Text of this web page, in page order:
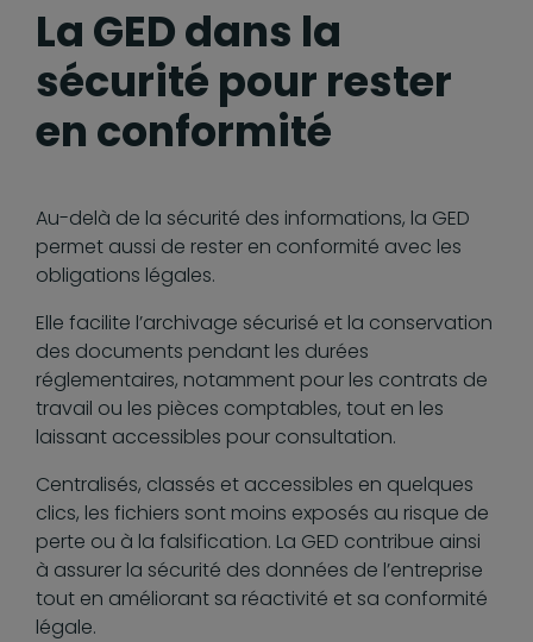
La GED dans la
sécurité pour rester
en conformité
Au-delà de la sécurité des informations, la GED
permet aussi de rester en conformité avec les
obligations légales.
Elle facilite l’archivage sécurisé et la conservation
des documents pendant les durées
réglementaires, notamment pour les contrats de
travail ou les pièces comptables, tout en les
laissant accessibles pour consultation.
Centralisés, classés et accessibles en quelques
clics, les fichiers sont moins exposés au risque de
perte ou à la falsification. La GED contribue ainsi
à assurer la sécurité des données de l’entreprise
tout en améliorant sa réactivité et sa conformité
légale.